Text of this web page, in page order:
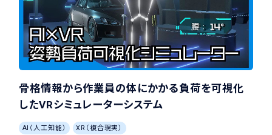
骨格情報から作業員の体にかかる負荷を可視化
したVRシミュレーターシステム
AI（人工知能） XR（複合現実）